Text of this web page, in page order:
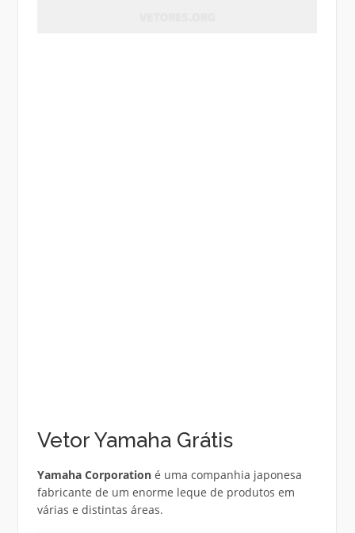
Vetor Yamaha Grátis
Yamaha Corporationé uma companhia japonesa
fabricante de um enorme leque de produtos em
várias e distintas áreas.